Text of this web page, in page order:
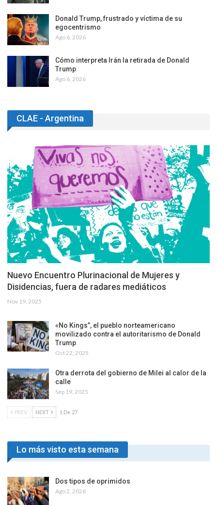
Donald Trump, frustrado y víctima de su
egocentrismo
Ago 6, 2026
Cómo interpreta Irán la retirada de Donald
Trump
Ago 6, 2026
CLAE - Argentina
Nuevo Encuentro Plurinacional de Mujeres y
Disidencias, fuera de radares mediáticos
Nov 19, 2025
«No Kings”, el pueblo norteamericano
movilizado contra el autoritarismo de Donald
Trump
Oct 22, 2025
Otra derrota del gobierno de Milei al calor de la
calle
Sep 19, 2025
PREV NEXT 1 De 27
Lo más visto esta semana
Dos tipos de oprimidos
Ago 2, 2026